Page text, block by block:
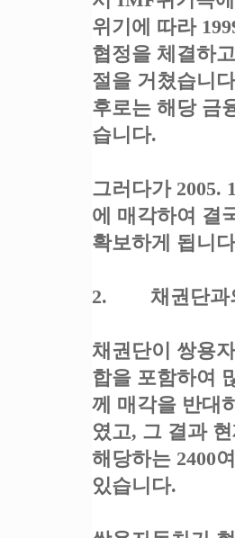
위기에 따라
협정을 체결하
절을 거쳤습니
후로는 해당 금
습니다.
그러다가 2005.
에 매각하여 결
확보하게 됩니
2. 채권단과
채권단이 쌍용
합을 포함하여
께 매각을 반대
였고, 그 결과
해당하는 2400
있습니다.